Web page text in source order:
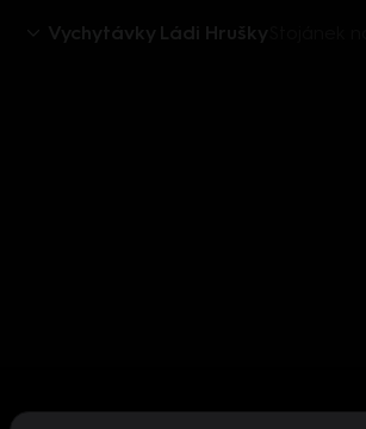
Vychytávky Ládi Hrušky